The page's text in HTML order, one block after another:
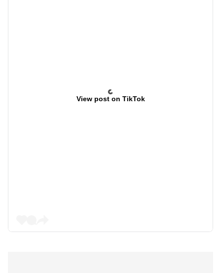
View post on TikTok